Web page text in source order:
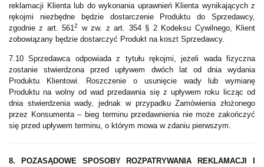
reklamacji Klienta lub do wykonania uprawnień Klienta wynikających z
rękojmi niezbędne będzie dostarczenie Produktu do Sprzedawcy,
zgodnie z art. 5612
w zw. z art. 354 § 2 Kodeksu Cywilnego, Klient
zobowiązany będzie dostarczyć Produkt na koszt Sprzedawcy.
7.10 Sprzedawca odpowiada z tytułu rękojmi, jeżeli wada fizyczna
zostanie stwierdzona przed upływem dwóch lat od dnia wydania
Produktu Klientowi. Roszczenie o usunięcie wady lub wymianę
Produktu na wolny od wad przedawnia się z upływem roku licząc od
dnia stwierdzenia wady, jednak w przypadku Zamówienia złożonego
przez Konsumenta – bieg terminu przedawnienia nie może zakończyć
się przed upływem terminu, o którym mowa w zdaniu pierwszym.
8. POZASĄDOWE SPOSOBY ROZPATRYWANIA REKLAMACJI I